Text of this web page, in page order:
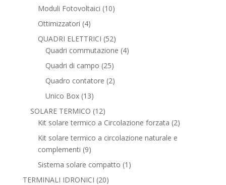
Moduli Fotovoltaici 1010
Ottimizzatori 44
prodotti
QUADRI ELETTRICI 5252
prodotti
Quadri commutazione 44
Quadri di campo 2525
prodotti
Quadro contatore 22
Unico Box 1313
prodotti
SOLARE TERMICO 1212
prodotti
Kit solare termico a Circolazione forzata 22
Kit solare termico a circolazione naturale e
complementi 99
prodotti
Sistema solare compatto 1 1
TERMINALI IDRONICI 2020